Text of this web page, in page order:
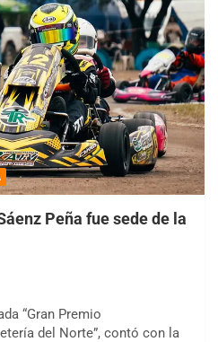
Peña fue sede de la
“Gran Premio
del Norte”, contó con la